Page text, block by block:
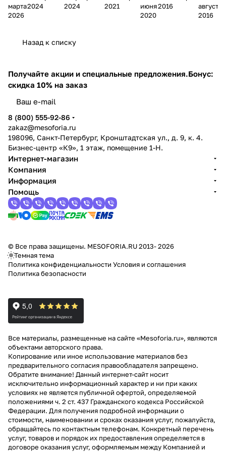
уход
марта
2026 космети
а,
и
примене
2024
нужны,
ние по
кожи
2024
космето
2021
за
50
июня
2020 такое,
введения
2016
мез
ью
августа
2016
Назад к списку
Получайте акции и специальные предложения.Бонус:
скидка 10% на заказ
8 (800) 555-92-86
zakaz@mesoforia.ru
198096, Санкт-Петербург, Кронштадтская ул., д. 9, к. 4.
Бизнес-центр «К9», 1 этаж, помещение 1-Н.
Интернет-магазин
Компания
Информация
Помощь
© Все права защищены. MESOFORIA.RU 2013- 2026
Темная тема
Политика конфиденциальности Условия и соглашения
Политика безопасности
Все материалы, размещенные на сайте «Mesoforia.ru», являются
объектами авторского права.
Копирование или иное использование материалов без
предварительного согласия правообладателя запрещено.
Обратите внимание! Данный интернет-сайт носит
исключительно информационный характер и ни при каких
условиях не является публичной офертой, определяемой
положениями ч. 2 ст. 437 Гражданского кодекса Российской
Федерации. Для получения подробной информации о
стоимости, наименовании и сроках оказания услуг, пожалуйста,
обращайтесь по контактным телефонам. Конкретный перечень
услуг, товаров и порядок их предоставления определяется в
договоре оказания услуг, оформляемым между Компанией и